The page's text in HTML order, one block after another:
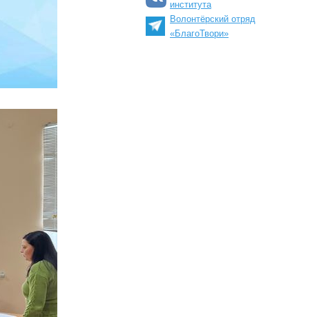
института
Волонтёрский отряд
«БлагоТвори»